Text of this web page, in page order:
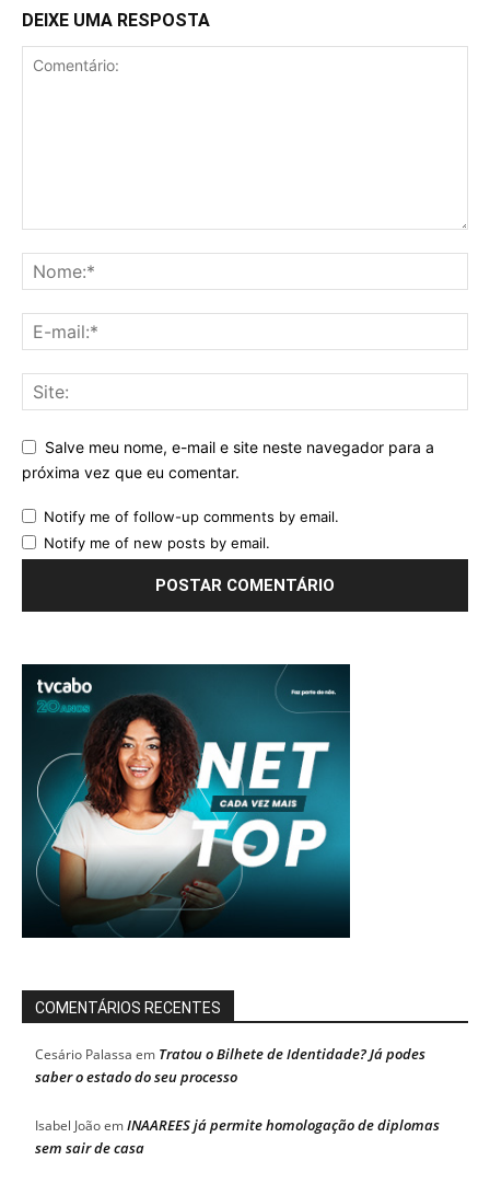
DEIXE UMA RESPOSTA
Salve meu nome, e-mail e site neste navegador para a
próxima vez que eu comentar.
Notify me of follow-up comments by email.
Notify me of new posts by email.
COMENTÁRIOS RECENTES
Cesário Palassa em Tratou o Bilhete de Identidade? Já podes
saber o estado do seu processo
Isabel JoãoemINAAREES já permite homologação de diplomas
sem sair de casa